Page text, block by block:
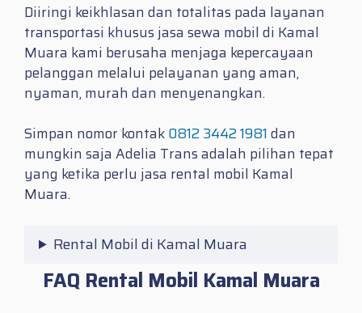
Diiringi keikhlasan dan totalitas pada layanan
transportasi khusus jasa sewa mobil di Kamal
Muara kami berusaha menjaga kepercayaan
pelanggan melalui pelayanan yang aman,
nyaman, murah dan menyenangkan.
Simpan nomor kontak0812 3442 1981dan
mungkin saja Adelia Trans adalah pilihan tepat
yang ketika perlu jasa rental mobil Kamal
Muara.
Rental Mobil di Kamal Muara
FAQ Rental Mobil Kamal Muara